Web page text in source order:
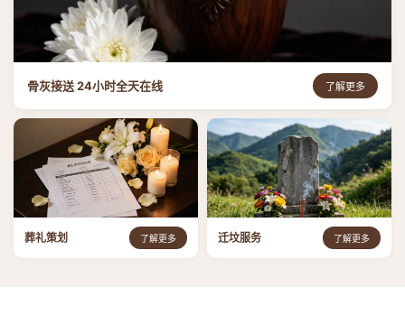
骨灰接送 24小时全天在线 了解更多
葬礼策划 了解更多 迁坟服务 了解更多